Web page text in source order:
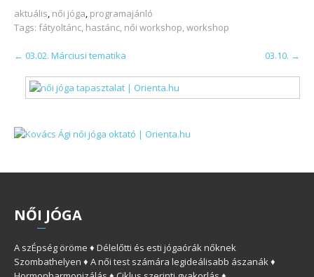
aktuális, női jóga, programajánló
Tags: fátyoltánc, hastánc, női workshop,workshop
POST
NAVIGATION
← 03.02. Márciusi tematika 03.10. →
NŐI JÓGA
A szÉpség öröme ♦ Délelőtti és esti jógaórák nőknek
Szombathelyen ♦ A női test számára legideálisabb ászanák ♦